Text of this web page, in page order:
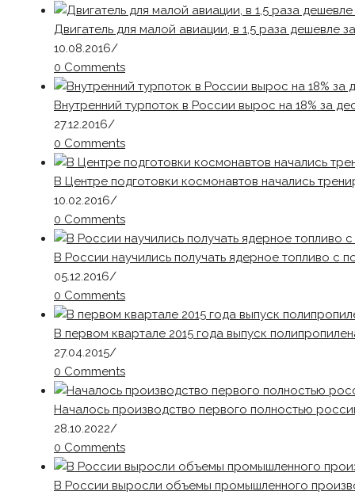
Двигатель для малой авиации, в 1,5 раза дешевле
10.08.2016/
0 Comments
Внутренний турпоток в России вырос на 18% за
27.12.2016/
0 Comments
В Центре подготовки космонавтов начались
10.02.2016/
0 Comments
В России научились получать ядерное топливо с
05.12.2016/
0 Comments
В первом квартале 2015 года выпуск
27.04.2015/
0 Comments
Началось производство первого полностью
28.10.2022/
0 Comments
В России выросли объемы промышленного